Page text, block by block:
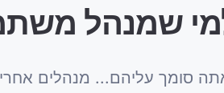
שמנהל
סומך עליהם... מנהלים